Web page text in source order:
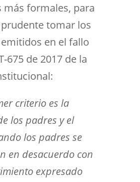
más formales, para
tomar los
en el fallo
675 de 2017 de la
criterio es la
los padres y el
los padres se
en desacuerdo con
expresado